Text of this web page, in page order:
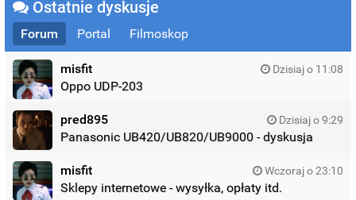
Ostatnie dyskusje
Forum Portal Filmoskop
misfit Dzisiaj o 11:08
Oppo UDP-203
pred895 Dzisiaj o 9:29
Panasonic UB420/UB820/UB9000 - dyskusja
misfit Wczoraj o 23:10
Sklepy internetowe - wysyłka, opłaty itd.